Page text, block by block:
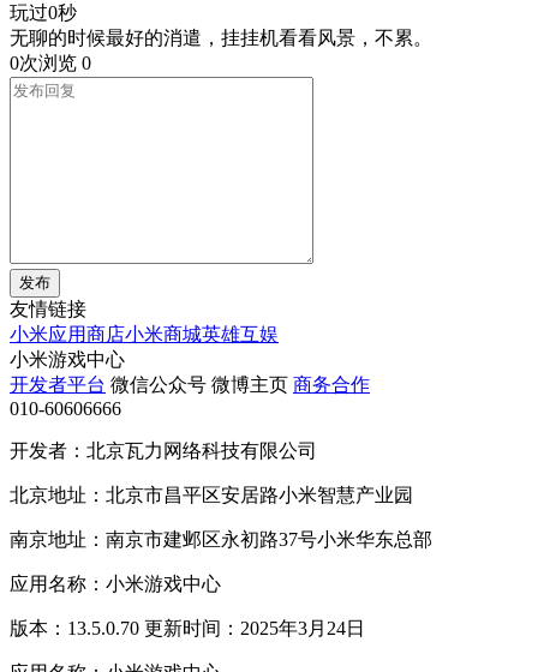
玩过0秒
无聊的时候最好的消遣，挂挂机看看风景，不累。
0次浏览 0
发布
友情链接
小米应用商店小米商城英雄互娱
小米游戏中心
开发者平台 微信公众号 微博主页 商务合作
010-60606666
开发者：北京瓦力网络科技有限公司
北京地址：北京市昌平区安居路小米智慧产业园
南京地址：南京市建邺区永初路37号小米华东总部
应用名称：小米游戏中心
版本：13.5.0.70 更新时间：2025年3月24日